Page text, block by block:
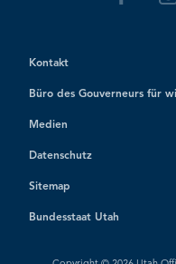
Kontakt
Büro des Gouverneurs für
Medien
Datenschutz
Sitemap
Bundesstaat Utah